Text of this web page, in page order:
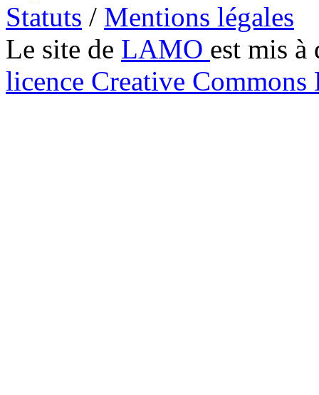
Statuts / Mentions légales
Le site de LAMO est mis à
licence Creative